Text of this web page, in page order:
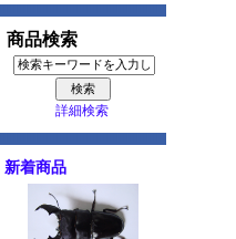
商品検索
詳細検索
新着商品